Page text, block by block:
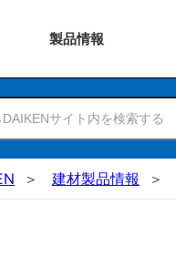
製品情報
建材製品情報